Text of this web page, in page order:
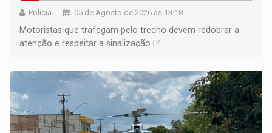
Polícia 05 de Agosto de 2026 às 13:18
​Motoristas que trafegam pelo trecho devem redobrar a
atenção e respeitar a sinalização